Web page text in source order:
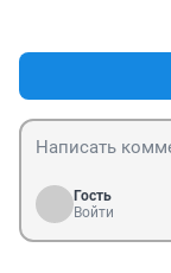
Гость
Войти